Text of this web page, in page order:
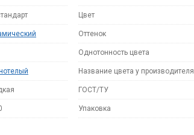
Цвет
Оттенок
Однотонность цвета
Название цвета у производителя
ГОСТ/ТУ
Упаковка